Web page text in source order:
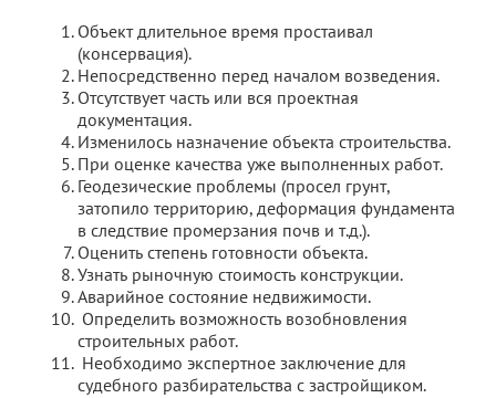
Объект длительное время простаивал
(консервация).
Непосредственно перед началом возведения.
Отсутствует часть или вся проектная
документация.
Изменилось назначение объекта строительства.
При оценке качества уже выполненных работ.
Геодезические проблемы (просел грунт,
затопило территорию, деформация фундамента
в следствие промерзания почв и т.д.).
Оценить степень готовности объекта.
Узнать рыночную стоимость конструкции.
Аварийное состояние недвижимости.
Определить возможность возобновления
строительных работ.
Необходимо экспертное заключение для
судебного разбирательства с застройщиком.